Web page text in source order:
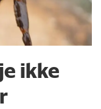
ikke